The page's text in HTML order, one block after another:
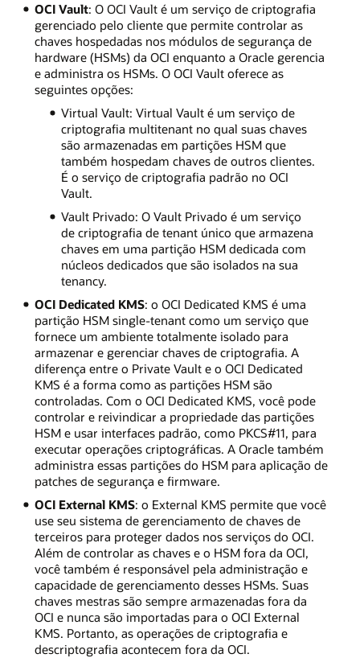
OCI Vault: O OCI Vault é um serviço de criptografia
gerenciado pelo cliente que permite controlar as
chaves hospedadas nos módulos de segurança de
hardware (HSMs) da OCI enquanto a Oracle gerencia
e administra os HSMs. O OCI Vault oferece as
seguintes opções:
Virtual Vault: Virtual Vault é um serviço de
criptografia multitenant no qual suas chaves
são armazenadas em partições HSM que
também hospedam chaves de outros clientes.
É o serviço de criptografia padrão no OCI
Vault.
Vault Privado: O Vault Privado é um serviço
de criptografia de tenant único que armazena
chaves em uma partição HSM dedicada com
núcleos dedicados que são isolados na sua
tenancy.
OCI Dedicated KMS: o OCI Dedicated KMS é uma
partição HSM single-tenant como um serviço que
fornece um ambiente totalmente isolado para
armazenar e gerenciar chaves de criptografia. A
diferença entre o Private Vault e o OCI Dedicated
KMS é a forma como as partições HSM são
controladas. Com o OCI Dedicated KMS, você pode
controlar e reivindicar a propriedade das partições
HSM e usar interfaces padrão, como PKCS#11, para
executar operações criptográficas. A Oracle também
administra essas partições do HSM para aplicação de
patches de segurança e firmware.
OCI External KMS: o External KMS permite que você
use seu sistema de gerenciamento de chaves de
terceiros para proteger dados nos serviços do OCI.
Além de controlar as chaves e o HSM fora da OCI,
você também é responsável pela administração e
capacidade de gerenciamento desses HSMs. Suas
chaves mestras são sempre armazenadas fora da
OCI e nunca são importadas para o OCI External
KMS. Portanto, as operações de criptografia e
descriptografia acontecem fora da OCI.